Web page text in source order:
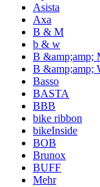
Asista
Axa
B & M
b & w
B &amp;amp;
B &amp;amp;
Basso
BASTA
BBB
bike ribbon
bikeInside
BOB
Brunox
BUFF
Mehr